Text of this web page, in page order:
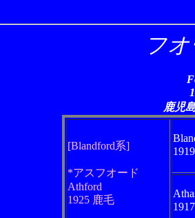
フ
鹿児
[Blandford系]
*アスフオード
Athford
1925 鹿毛